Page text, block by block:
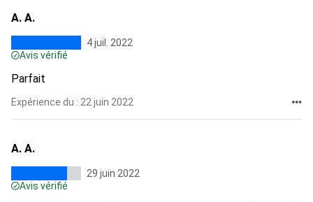
A. A.
4 juil. 2022
Avis vérifié
Parfait
Expérience du : 22 juin 2022
A. A.
29 juin 2022
Avis vérifié